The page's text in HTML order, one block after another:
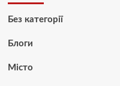
Без категорії
Блоги
Місто